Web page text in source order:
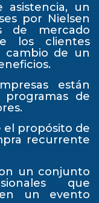
asistencia, un
por Nielsen
de mercado
los clientes
cambio de un
están
de
propósito de
recurrente
un conjunto
que
un evento